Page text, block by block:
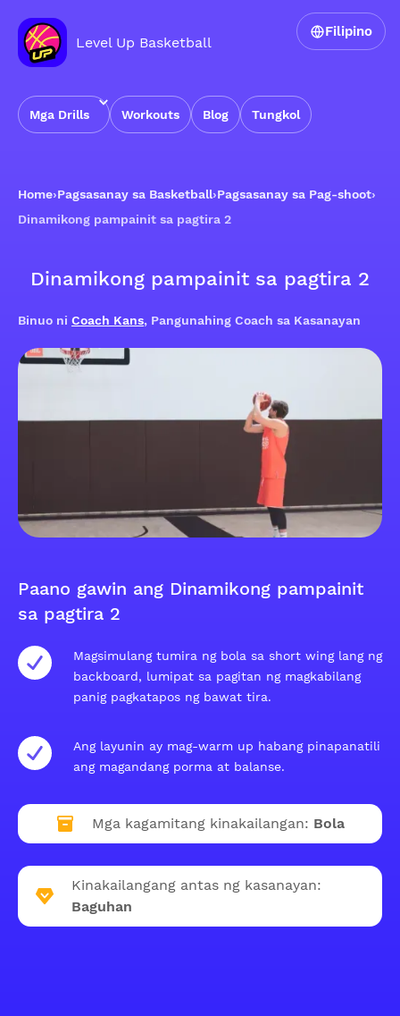
Level Up Basketball
Mga Drills Workouts Blog Tungkol
Filipino
Home›Pagsasanay sa Basketball›Pagsasanay sa Pag-shoot›
Dinamikong pampainit sa pagtira 2
Dinamikong pampainit sa pagtira 2
Binuo ni Coach Kans, Pangunahing Coach sa Kasanayan
Paano gawin ang Dinamikong pampainit
sa pagtira 2
Magsimulang tumira ng bola sa short wing lang ng
backboard, lumipat sa pagitan ng magkabilang
panig pagkatapos ng bawat tira.
Ang layunin ay mag-warm up habang pinapanatili
ang magandang porma at balanse.
Mga kagamitang kinakailangan: Bola
Kinakailangang antas ng kasanayan:
Baguhan